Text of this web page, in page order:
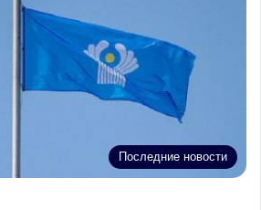
Последние новости